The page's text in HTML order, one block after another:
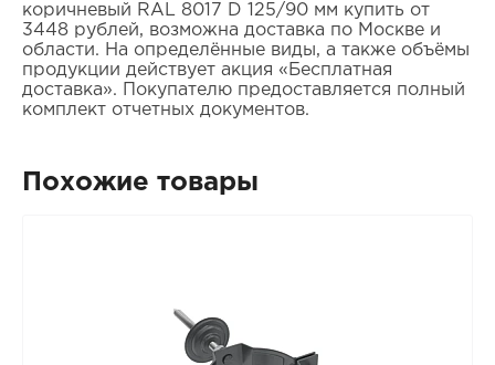
коричневый RAL 8017 D 125/90 мм купить от
3448 рублей, возможна доставка по Москве и
области. На определённые виды, а также объёмы
продукции действует акция «Бесплатная
доставка». Покупателю предоставляется полный
комплект отчетных документов.
Похожие товары